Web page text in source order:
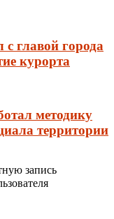
главой города
курорта
методику
территории
запись